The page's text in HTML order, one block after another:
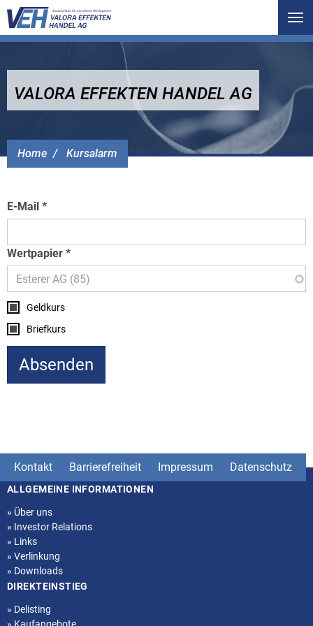
Home Kursalarm
VALORA EFFEKTEN HANDEL AG
E-Mail
Wertpapier
Geldkurs
Briefkurs
Kontakt Barrierefreiheit Impressum Datenschutz
Seitenstruktur
ALLGEMEINE INFORMATIONEN
» Über uns
» Investor Relations
» Links
» Verlinkung
» Downloads
DIREKTEINSTIEG
» Delisting